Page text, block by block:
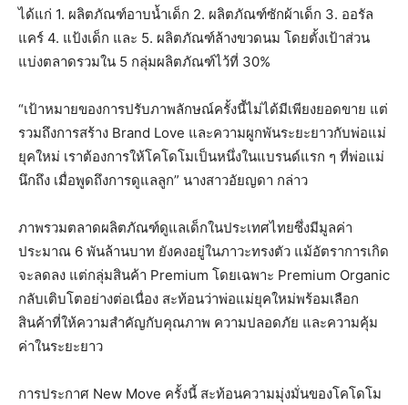
ได้แก่ 1. ผลิตภัณฑ์อาบน้ำเด็ก 2. ผลิตภัณฑ์ซักผ้าเด็ก 3. ออรัล
แคร์ 4. แป้งเด็ก และ 5. ผลิตภัณฑ์ล้างขวดนม โดยตั้งเป้าส่วน
แบ่งตลาดรวมใน 5 กลุ่มผลิตภัณฑ์ไว้ที่ 30%
“เป้าหมายของการปรับภาพลักษณ์ครั้งนี้ไม่ได้มีเพียงยอดขาย แต่
รวมถึงการสร้าง Brand Love และความผูกพันระยะยาวกับพ่อแม่
ยุคใหม่ เราต้องการให้โคโดโมเป็นหนึ่งในแบรนด์แรก ๆ ที่พ่อแม่
นึกถึง เมื่อพูดถึงการดูแลลูก” นางสาวอัยญดา กล่าว
ภาพรวมตลาดผลิตภัณฑ์ดูแลเด็กในประเทศไทยซึ่งมีมูลค่า
ประมาณ 6 พันล้านบาท ยังคงอยู่ในภาวะทรงตัว แม้อัตราการเกิด
จะลดลง แต่กลุ่มสินค้า Premium โดยเฉพาะ Premium Organic
กลับเติบโตอย่างต่อเนื่อง สะท้อนว่าพ่อแม่ยุคใหม่พร้อมเลือก
สินค้าที่ให้ความสำคัญกับคุณภาพ ความปลอดภัย และความคุ้ม
ค่าในระยะยาว
การประกาศ New Move ครั้งนี้ สะท้อนความมุ่งมั่นของโคโดโม